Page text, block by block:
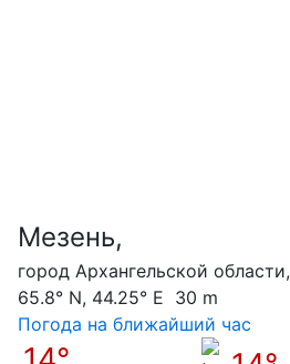
Мезень,
город Архангельской области,
65.8° N, 44.25° E 30 m
Погода на ближайший час